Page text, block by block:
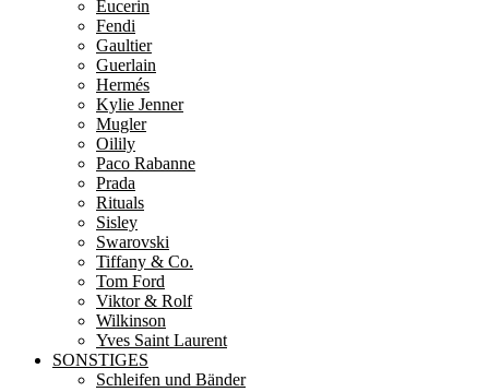
Eucerin
Fendi
Gaultier
Guerlain
Hermés
Kylie Jenner
Mugler
Oilily
Paco Rabanne
Prada
Rituals
Sisley
Swarovski
Tiffany & Co.
Tom Ford
Viktor & Rolf
Wilkinson
Yves Saint Laurent
SONSTIGES
Schleifen und Bänder